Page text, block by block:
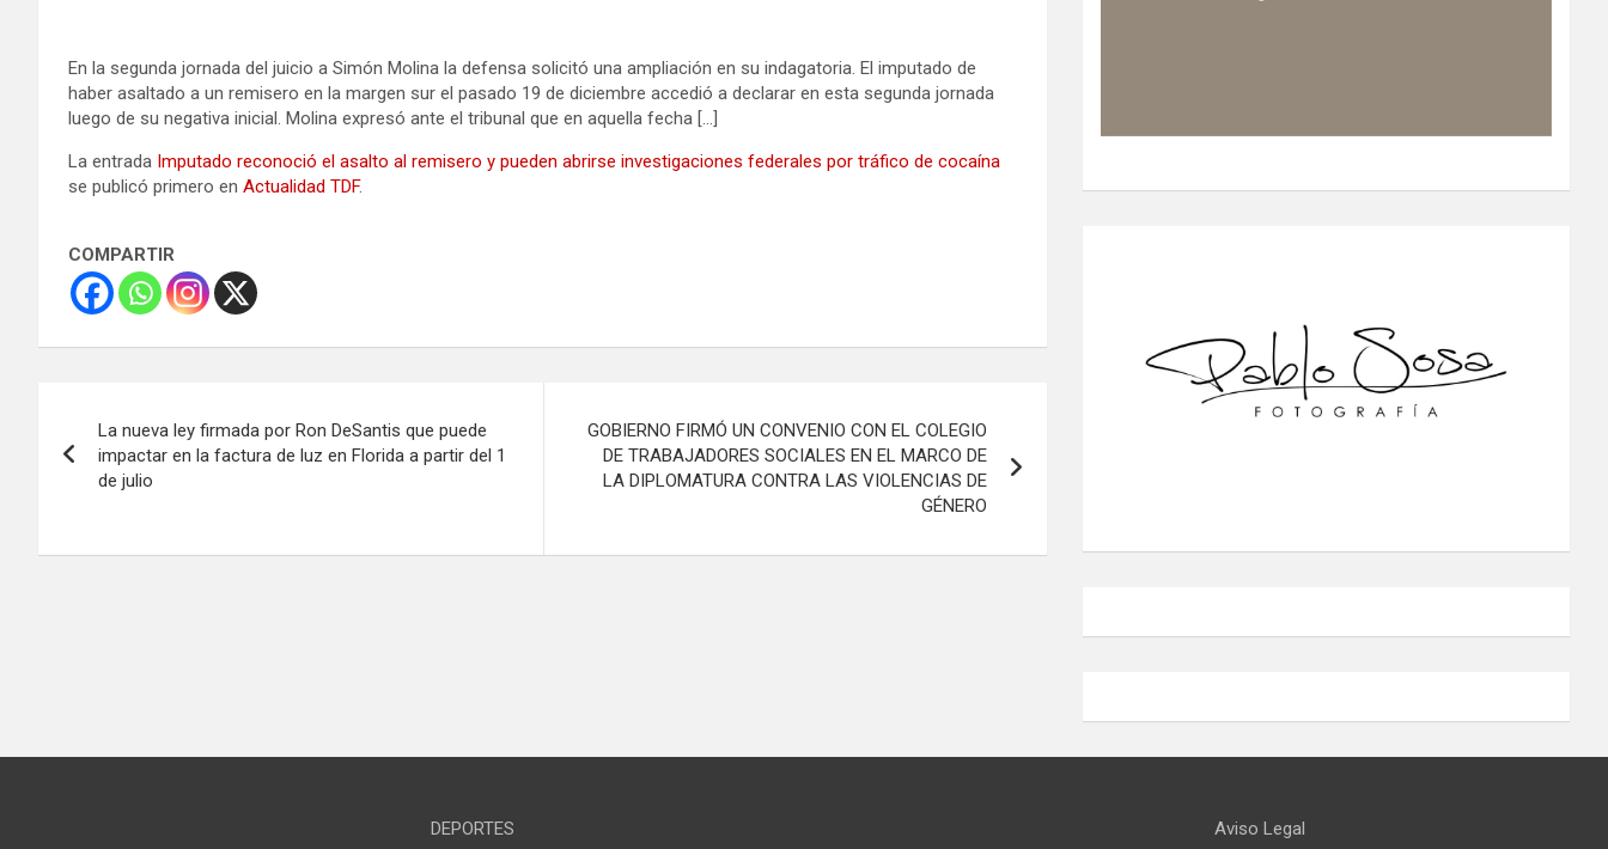
En la segunda jornada del juicio a Simón Molina la defensa solicitó una ampliación en su indagatoria. El imputado de
haber asaltado a un remisero en la margen sur el pasado 19 de diciembre accedió a declarar en esta segunda jornada
luego de su negativa inicial. Molina expresó ante el tribunal que en aquella fecha […]
La entrada Imputado reconoció el asalto al remisero y pueden abrirse investigaciones federales por tráfico de cocaína
se publicó primero en Actualidad TDF.
COMPARTIR
de
entradas
La nueva ley firmada por Ron DeSantis que puede
impactar en la factura de luz en Florida a partir del 1
de julio
GOBIERNO FIRMÓ UN CONVENIO CON EL COLEGIO
DE TRABAJADORES SOCIALES EN EL MARCO DE
LA DIPLOMATURA CONTRA LAS VIOLENCIAS DE
GÉNERO
DEPORTES Aviso Legal